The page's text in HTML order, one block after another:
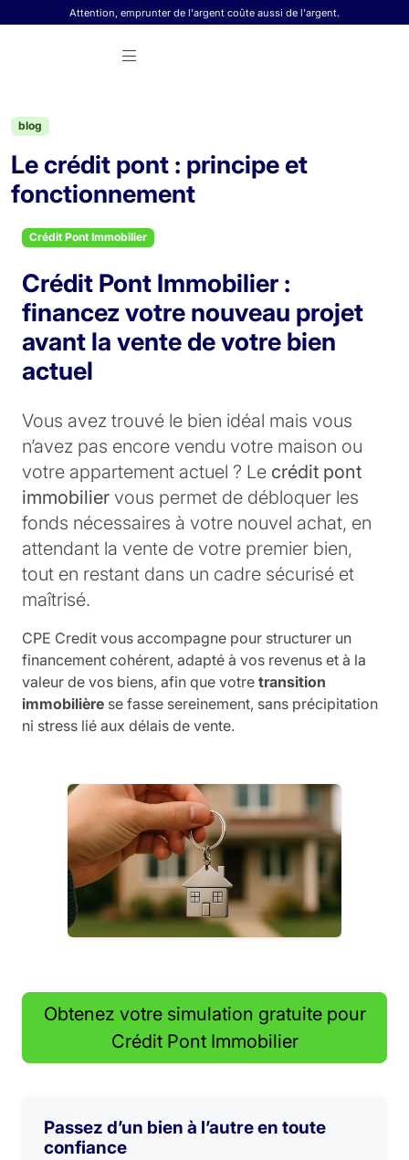
Skip to contentAttention, emprunter de l'argent coûte aussi de l'argent.
blog
Le crédit pont : principe et
fonctionnement
Crédit Pont Immobilier
Crédit Pont Immobilier :
financez votre nouveau projet
avant la vente de votre bien
actuel
Vous avez trouvé le bien idéal mais vous
n’avez pas encore vendu votre maison ou
votre appartement actuel ? Le crédit pont
immobilier vous permet de débloquer les
fonds nécessaires à votre nouvel achat, en
attendant la vente de votre premier bien,
tout en restant dans un cadre sécurisé et
maîtrisé.
CPE Credit vous accompagne pour structurer un
financement cohérent, adapté à vos revenus et à la
valeur de vos biens, afin que votre transition
immobilière se fasse sereinement, sans précipitation
ni stress lié aux délais de vente.
Obtenez votre simulation gratuite pour
Crédit Pont Immobilier
Passez d’un bien à l’autre en toute
confiance